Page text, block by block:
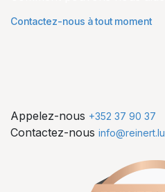
Contactez-nous à tout moment
Appelez-nous +352 37 90 37
Contactez-nous info@reinert.lu